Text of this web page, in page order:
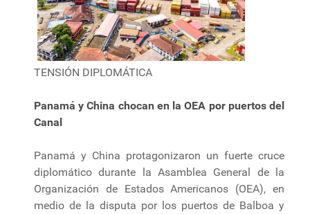
TENSIÓN DIPLOMÁTICA
Panamá y China chocan en la OEA por puertos del
Canal
Panamá y China protagonizaron un fuerte cruce
diplomático durante la Asamblea General de la
Organización de Estados Americanos (OEA), en
medio de la disputa por los puertos de Balboa y